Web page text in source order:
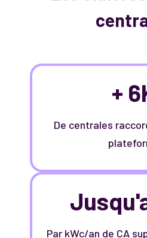
+
De centrales
Par kWc/an de CA